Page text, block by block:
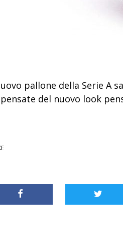
pallone della Serie A
del nuovo look